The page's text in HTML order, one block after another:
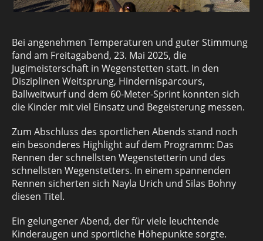
Bei angenehmen Temperaturen und guter Stimmung
fand am Freitagabend, 23. Mai 2025, die
Jugimeisterschaft in Wegenstetten statt. In den
Disziplinen Weitsprung, Hindernisparcours,
Ballweitwurf und dem 60-Meter-Sprint konnten sich
die Kinder mit viel Einsatz und Begeisterung messen.
Zum Abschluss des sportlichen Abends stand noch
ein besonderes Highlight auf dem Programm: Das
Rennen der schnellsten Wegenstetterin und des
schnellsten Wegenstetters. In einem spannenden
Rennen sicherten sich Nayla Urich und Silas Bohny
diesen Titel.
Ein gelungener Abend, der für viele leuchtende
Kinderaugen und sportliche Höhepunkte sorgte.